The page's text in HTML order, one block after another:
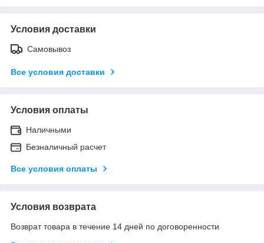
Условия доставки
Самовывоз
Все условия доставки
Условия оплаты
Наличными
Безналичный расчет
Все условия оплаты
Условия возврата
Возврат товара в течение 14 дней по договоренности